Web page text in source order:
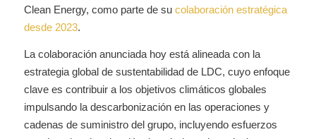
Clean Energy, como parte de su colaboración estratégica
desde 2023.
La colaboración anunciada hoy está alineada con la
estrategia global de sustentabilidad de LDC, cuyo enfoque
clave es contribuir a los objetivos climáticos globales
impulsando la descarbonización en las operaciones y
cadenas de suministro del grupo, incluyendo esfuerzos